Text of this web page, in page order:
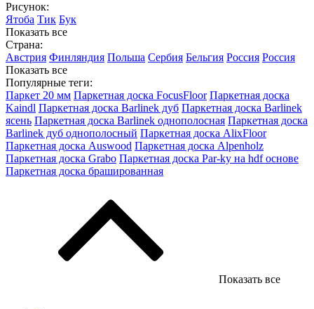
Рисунок:
Ятоба Тик Бук
Показать все
Страна:
Австрия Финляндия Польша Сербия Бельгия Россия Россия
Показать все
Популярные теги:
Паркет 20 мм Паркетная доска FocusFloor Паркетная доска
Kaindl Паркетная доска Barlinek дуб Паркетная доска Barlinek
ясень Паркетная доска Barlinek однополосная Паркетная доска
Barlinek дуб однополосный Паркетная доска AlixFloor
Паркетная доска Auswood Паркетная доска Alpenholz
Паркетная доска Grabo Паркетная доска Par-ky на hdf основе
Паркетная доска брашированная
Показать все